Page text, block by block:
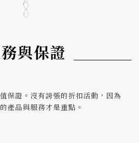
與保證
保證。沒有誇張的折扣活動，因為
產品與服務才是重點。